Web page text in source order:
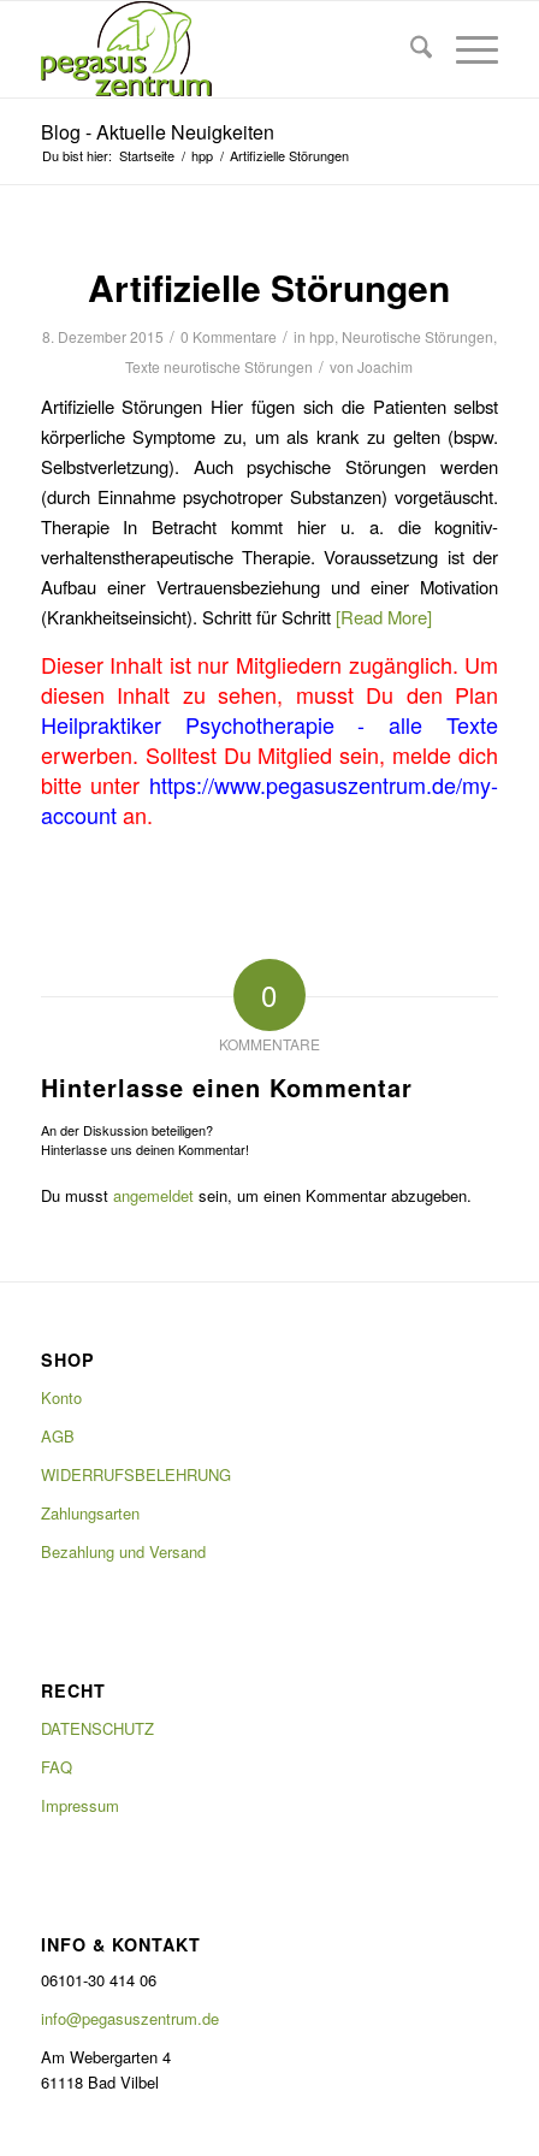
Blog - Aktuelle Neuigkeiten
Du bist hier: Startseite / hpp / Artifizielle Störungen
Artifizielle Störungen
8. Dezember 2015 / 0 Kommentare / in hpp, Neurotische Störungen,
Texte neurotische Störungen / vonJoachim
Artifizielle Störungen Hier fügen sich die Patienten selbst
körperliche Symptome zu, um als krank zu gelten (bspw.
Selbstverletzung). Auch psychische Störungen werden
(durch Einnahme psychotroper Substanzen) vorgetäuscht.
Therapie In Betracht kommt hier u. a. die kognitiv-
verhaltenstherapeutische Therapie. Voraussetzung ist der
Aufbau einer Vertrauensbeziehung und einer Motivation
(Krankheitseinsicht). Schritt für Schritt[Read More]
Dieser Inhalt ist nur Mitgliedern zugänglich. Um
diesen Inhalt zu sehen, musst Du den Plan
Heilpraktiker Psychotherapie - alle Texte
erwerben. Solltest Du Mitglied sein, melde dich
bitte unter https://www.pegasuszentrum.de/my-
accountan.
0
KOMMENTARE
Hinterlasse einen Kommentar
An der Diskussion beteiligen?
Hinterlasse uns deinen Kommentar!
Du musst angemeldetsein, um einen Kommentar abzugeben.
SHOP
Konto
AGB
WIDERRUFSBELEHRUNG
Zahlungsarten
Bezahlung und Versand
RECHT
DATENSCHUTZ
FAQ
Impressum
INFO & KONTAKT
06101-30 414 06
info@pegasuszentrum.de
Am Webergarten 4
61118 Bad Vilbel